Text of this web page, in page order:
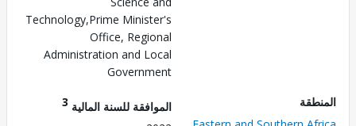
Technology,Prime Minister's
Office, Regional
Administration and Local
Government
الموافقة للسنة المالية3